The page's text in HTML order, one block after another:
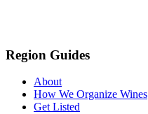
Region Guides
About
How We Organize Wines
Get Listed